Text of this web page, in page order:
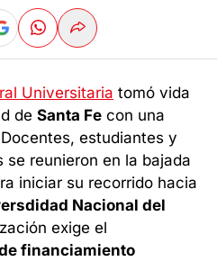
Universitaria tomó vida
deSanta Fe con una
estudiantes y
se reunieron en la bajada
iniciar su recorrido hacia
Nacional del
exige el
financiamiento